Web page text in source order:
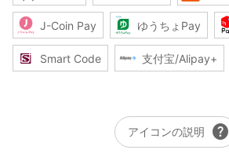
J-Coin Pay ゆうちょPay
Smart Code 支付宝/Alipay+
アイコンの説明 help